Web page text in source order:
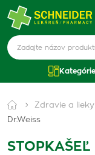
Kategórie
Zdravie a lieky
Dr.Weiss